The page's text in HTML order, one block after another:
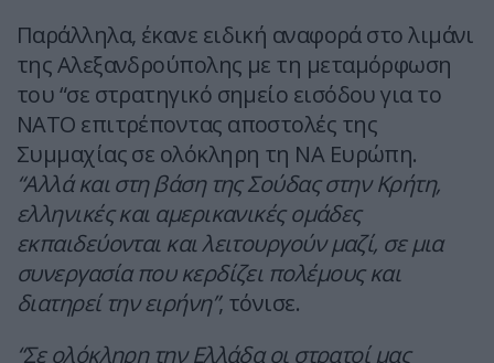
Παράλληλα, έκανε ειδική αναφορά στο λιμάνι
της Αλεξανδρούπολης με τη μεταμόρφωση
του “σε στρατηγικό σημείο εισόδου για το
ΝΑΤΟ επιτρέποντας αποστολές της
Συμμαχίας σε ολόκληρη τη ΝΑ Ευρώπη.
“Αλλά και στη βάση της Σούδας στην Κρήτη,
ελληνικές και αμερικανικές ομάδες
εκπαιδεύονται και λειτουργούν μαζί, σε μια
συνεργασία που κερδίζει πολέμους και
διατηρεί την ειρήνη”, τόνισε.
“Σε ολόκληρη την Ελλάδα οι στρατοί μας